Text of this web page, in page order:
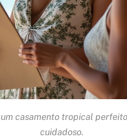
casamento tropical
cuidadoso.